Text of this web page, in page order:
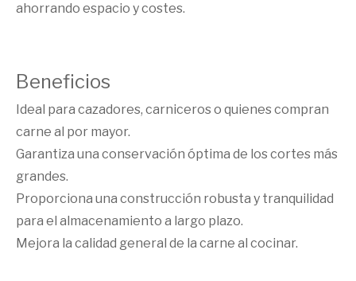
ahorrando espacio y costes.
Beneficios
Ideal para cazadores, carniceros o quienes compran
carne al por mayor.
Garantiza una conservación óptima de los cortes más
grandes.
Proporciona una construcción robusta y tranquilidad
para el almacenamiento a largo plazo.
Mejora la calidad general de la carne al cocinar.